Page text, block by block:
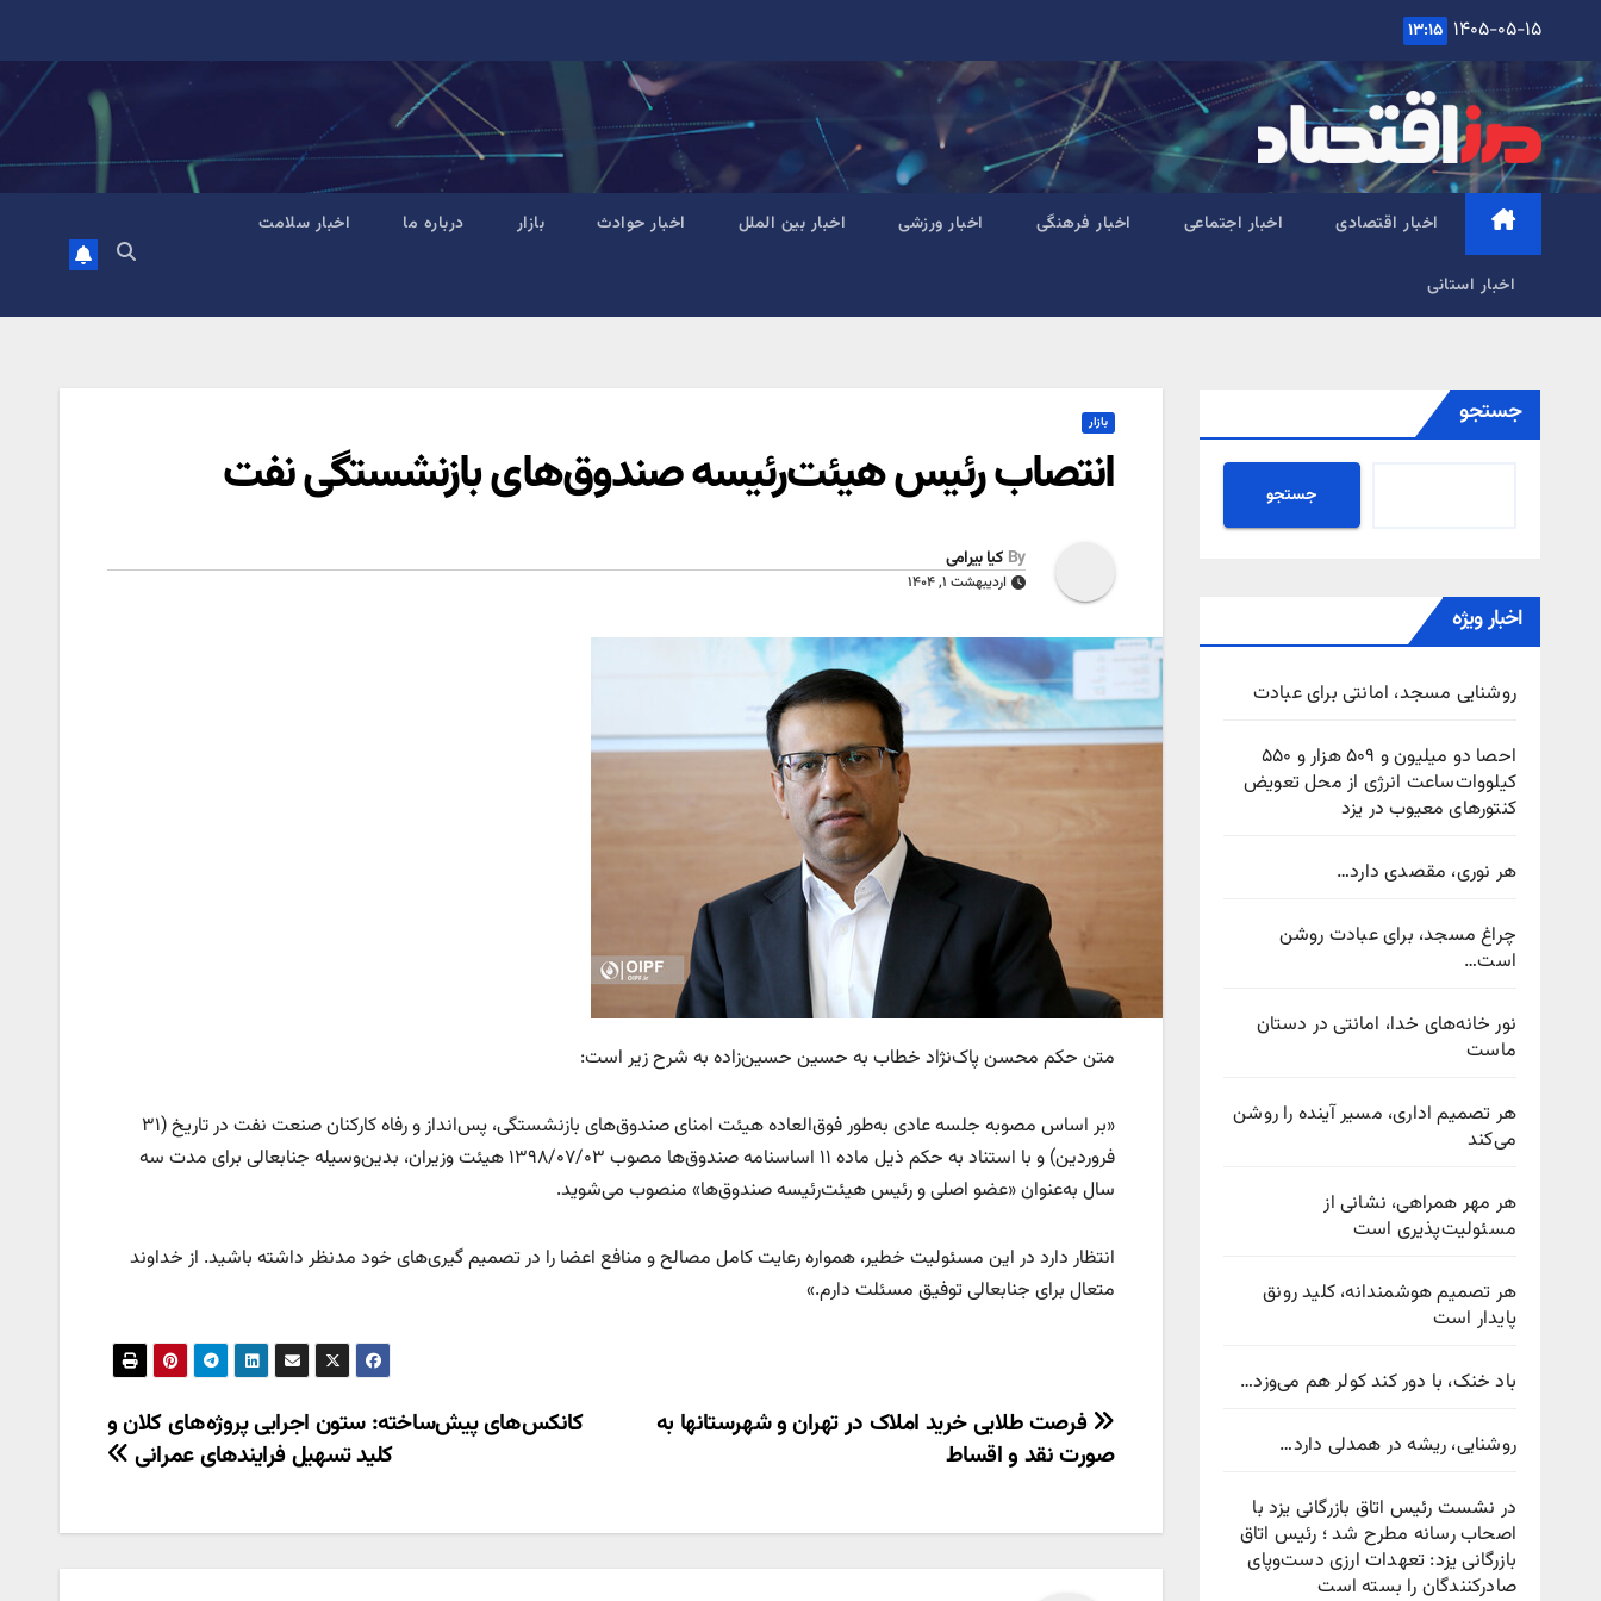
content
۱۴۰۵-۰۵-۱۵ ۱۳:۱۵
اخبار اقتصادی اخبار اجتماعی اخبار فرهنگی اخبار ورزشی اخبار بین الملل اخبار حوادث بازار درباره ما اخبار سلامت
اخبار استانی
جستجو
جستجو
اخبار ویژه
روشنایی مسجد، امانتی برای عبادت
احصا دو میلیون و ۵۰۹ هزار و ۵۵۰
کیلووات‌ساعت انرژی از محل تعویض
کنتورهای معیوب در یزد
هر نوری، مقصدی دارد…
چراغ مسجد، برای عبادت روشن
است…
نور خانه‌های خدا، امانتی در دستان
ماست
هر تصمیم اداری، مسیر آینده را روشن
می‌کند
هر مهر همراهی، نشانی از
مسئولیت‌پذیری است
هر تصمیم هوشمندانه، کلید رونق
پایدار است
باد خنک، با دور کند کولر هم می‌وزد…
روشنایی، ریشه در همدلی دارد…
در نشست رئیس اتاق بازرگانی یزد با
اصحاب رسانه مطرح شد ؛ رئیس اتاق
بازرگانی یزد: تعهدات ارزی دست‌وپای
صادرکنندگان را بسته است
بازار
انتصاب رئیس هیئت‌رئیسه صندوق‌های بازنشستگی نفت
By کیا بیرامی
اردیبهشت ۱, ۱۴۰۴
متن حکم محسن پاک‌نژاد خطاب به حسین حسین‌زاده به شرح زیر است:
«بر اساس مصوبه جلسه عادی به‌طور فوق‌العاده هیئت امنای صندوق‌های بازنشستگی، پس‌انداز و رفاه کارکنان صنعت نفت در تاریخ (۳۱
فروردین) و با استناد به حکم ذیل ماده ۱۱ اساسنامه صندوق‌ها مصوب ۱۳۹۸/۰۷/۰۳ هیئت وزیران، بدین‌وسیله جنابعالی برای مدت سه
سال به‌عنوان «عضو اصلی و رئیس هیئت‌رئیسه صندوق‌ها» منصوب می‌شوید.
انتظار دارد در این مسئولیت خطیر، همواره رعایت کامل مصالح و منافع اعضا را در تصمیم گیری‌های خود مدنظر داشته باشید. از خداوند
متعال برای جنابعالی توفیق مسئلت دارم.»
راهبری
نوشته
کانکس‌های پیش‌ساخته: ستون اجرایی پروژه‌های کلان و
کلید تسهیل فرایند‌های عمرانی
فرصت طلایی خرید املاک در تهران و شهرستانها به
صورت نقد و اقساط